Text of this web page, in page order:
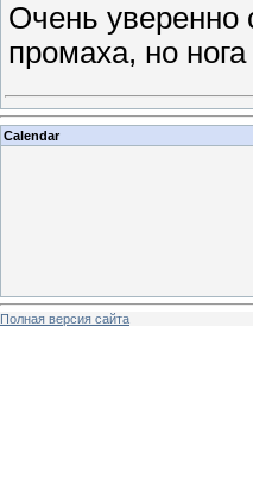
Очень уверенно
промаха, но нога
Calendar
Полная версия сайта